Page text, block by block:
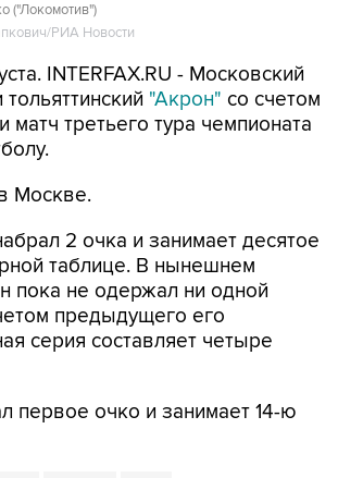
("Локомотив")
РИА Новости
INTERFAX.RU - Московский
"Акрон" со счетом
третьего тура чемпионата
Москве.
2 очка и занимает десятое
таблице. В нынешнем
пока не одержал ни одной
предыдущего его
серия составляет четыре
первое очко и занимает 14-ю